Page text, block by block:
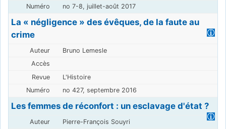
no 7-8, juillet-août 2017
La « négligence » des évêques, de la faute au
crime
Bruno Lemesle
L'Histoire
no 427, septembre 2016
Les femmes de réconfort : un esclavage d'état ?
Pierre-François Souyri